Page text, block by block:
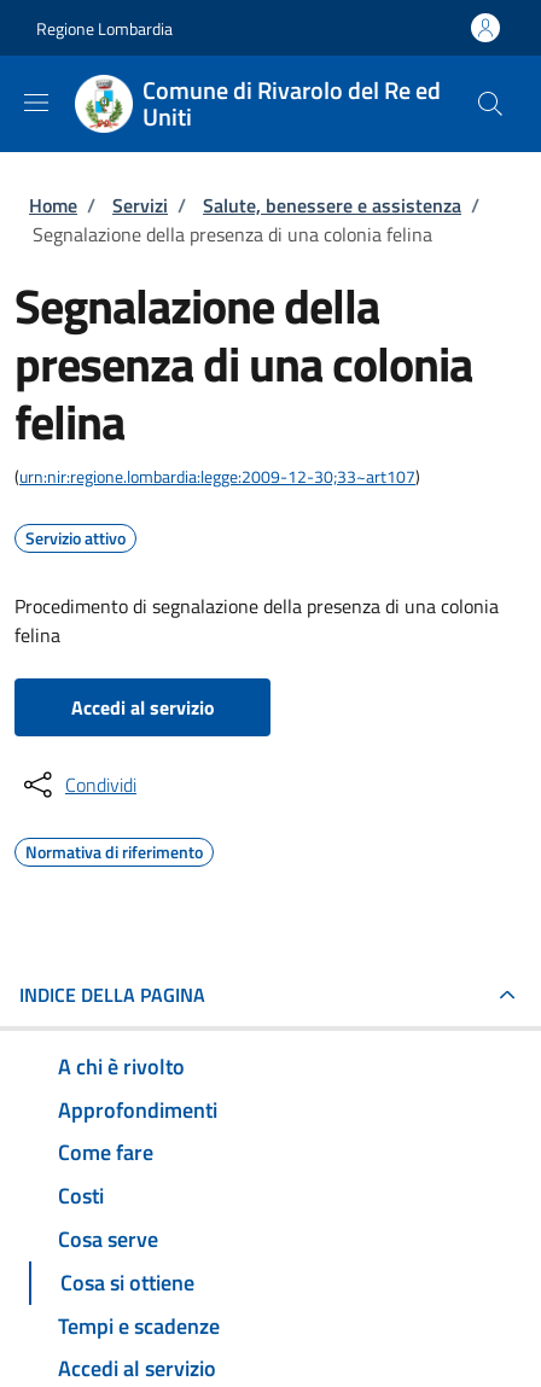
Regione Lombardia
Comune di Rivarolo del Re ed
Uniti
Briciole di pane
Home / Servizi / Salute, benessere e assistenza /
Segnalazione della presenza di una colonia felina
Segnalazione della
presenza di una colonia
felina
(urn:nir:regione.lombardia:legge:2009-12-30;33~art107)
Servizio attivo
Procedimento di segnalazione della presenza di una colonia
felina
Accedi al servizio
Condividi
Normativa di riferimento
INDICE DELLA PAGINA
A chi è rivolto
Approfondimenti
Come fare
Costi
Cosa serve
Cosa si ottiene
Tempi e scadenze
Accedi al servizio